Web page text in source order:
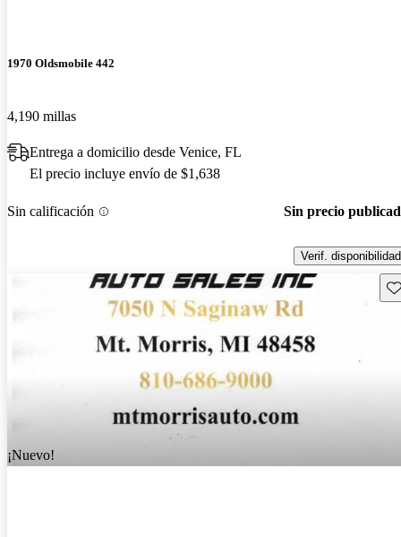
1970 Oldsmobile 442
4,190 millas
Entrega a domicilio desde Venice, FL
El precio incluye envío de $1,638
Sin calificación Sin precio
Verif. disponibilidad
¡Nuevo!